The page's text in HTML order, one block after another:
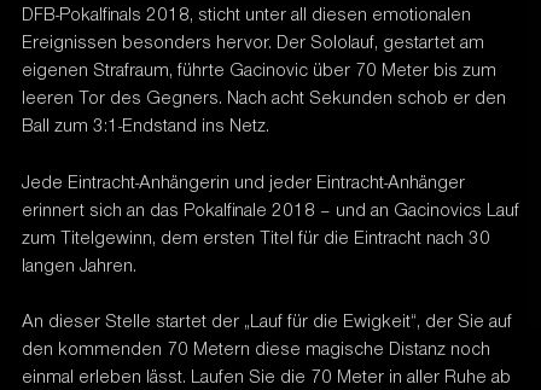
DFB-Pokalfinals 2018, sticht unter all diesen emotionalen
Ereignissen besonders hervor. Der Sololauf, gestartet am
eigenen Strafraum, führte Gacinovic über 70 Meter bis zum
leeren Tor des Gegners. Nach acht Sekunden schob er den
Ball zum 3:1-Endstand ins Netz.
Jede Eintracht-Anhängerin und jeder Eintracht-Anhänger
erinnert sich an das Pokalfinale 2018 – und an Gacinovics Lauf
zum Titelgewinn, dem ersten Titel für die Eintracht nach 30
langen Jahren.
An dieser Stelle startet der „Lauf für die Ewigkeit“, der Sie auf
den kommenden 70 Metern diese magische Distanz noch
einmal erleben lässt. Laufen Sie die 70 Meter in aller Ruhe ab